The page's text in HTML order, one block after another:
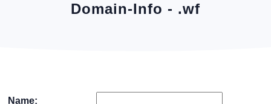
Domain-Info - .wf
Name: